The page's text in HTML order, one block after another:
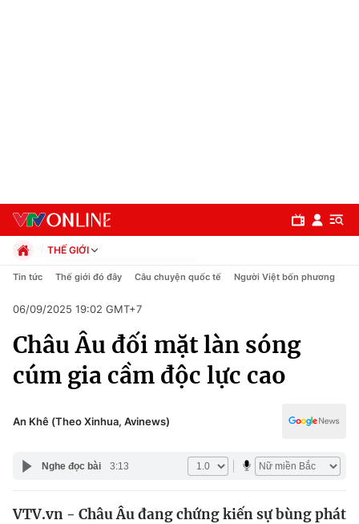
Chuyên mục
Chính trị
Pháp luật
THẾ GIỚI
Chính trị
Pháp luật
Kinh tế
Thể thao
Truyền hình
Y tế
Công nghệ
Tin tức Thế giới đó đây Câu chuyện quốc tế Người Việt bốn phương
06/09/2025 19:02 GMT+7
Châu Âu đối mặt làn sóng
cúm gia cầm độc lực cao
An Khê (Theo Xinhua, Avinews)
Nghe đọc bài 3:13
VTV.vn - Châu Âu đang chứng kiến sự bùng phát